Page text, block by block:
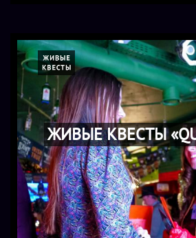
ЖИВЫЕ КВЕСТЫ